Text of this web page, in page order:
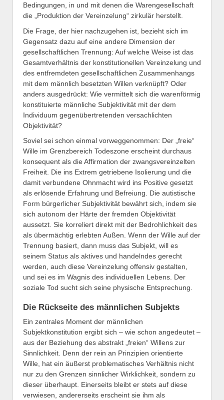
Bedingungen, in und mit denen die Warengesellschaft
die „Produktion der Vereinzelung“ zirkulär herstellt.
Die Frage, der hier nachzugehen ist, bezieht sich im
Gegensatz dazu auf eine andere Dimension der
gesellschaftlichen Trennung: Auf welche Weise ist das
Gesamtverhältnis der konstitutionellen Vereinzelung und
des entfremdeten gesellschaftlichen Zusammenhangs
mit dem männlich besetzten Willen verknüpft? Oder
anders ausgedrückt: Wie vermittelt sich die warenförmig
konstituierte männliche Subjektivität mit der dem
Individuum gegenübertretenden versachlichten
Objektivität?
Soviel sei schon einmal vorweggenommen: Der „freie“
Wille im Grenzbereich Todeszone erscheint durchaus
konsequent als die Affirmation der zwangsvereinzelten
Freiheit. Die ins Extrem getriebene Isolierung und die
damit verbundene Ohnmacht wird ins Positive gesetzt
als erlösende Erfahrung und Befreiung. Die autistische
Form bürgerlicher Subjektivität bewährt sich, indem sie
sich autonom der Härte der fremden Objektivität
aussetzt. Sie korreliert direkt mit der Bedrohlichkeit des
als übermächtig erlebten Außen. Wenn der Wille auf der
Trennung basiert, dann muss das Subjekt, will es
seinem Status als aktives und handelndes gerecht
werden, auch diese Vereinzelung offensiv gestalten,
und sei es im Wagnis des individuellen Lebens. Der
soziale Tod sucht sich seine physische Entsprechung.
Die Rückseite des männlichen Subjekts
Ein zentrales Moment der männlichen
Subjektkonstitution ergibt sich – wie schon angedeutet –
aus der Beziehung des abstrakt „freien“ Willens zur
Sinnlichkeit. Denn der rein an Prinzipien orientierte
Wille, hat ein äußerst problematisches Verhältnis nicht
nur zu den Grenzen sinnlicher Wirklichkeit, sondern zu
dieser überhaupt. Einerseits bleibt er stets auf diese
verwiesen, andererseits erscheint sie ihm als